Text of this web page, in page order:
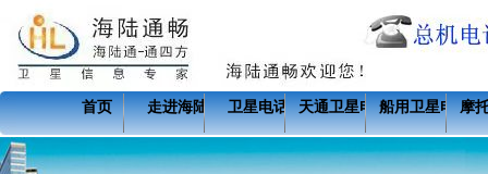
首页 走进海陆 卫星电话 天通卫星电话船用卫星电话
摩